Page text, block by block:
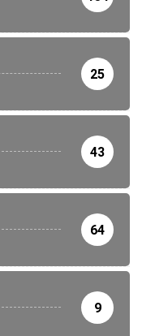
25
43
64
9